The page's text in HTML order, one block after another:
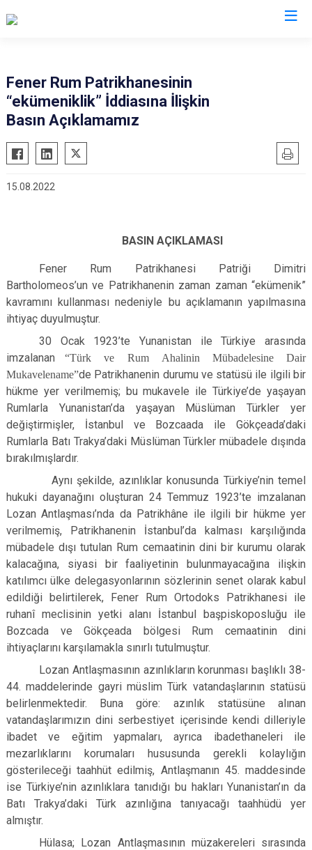
Adalar
Bağcılar
Beyoğlu
Büyükçekmece
Çatalca
Eyüpsultan
Fatih
Küçükçekmece
Maltepe
Pendik
Sarıyer
Silivri
Şişli
Ataşehir
Başakşehir
Beylikdüzü
Çekmeköy
Sancaktepe
Sultangazi
Fener Rum Patrikhanesinin
“ekümeniklik” İddiasına İlişkin
Basın Açıklamamız
15.08.2022
BASIN AÇIKLAMASI
Fener Rum Patrikhanesi Patriği Dimitri
Bartholomeos’un ve Patrikhanenin zaman zaman “ekümenik”
kavramını kullanması nedeniyle bu açıklamanın yapılmasına
ihtiyaç duyulmuştur.
30 Ocak 1923’te Yunanistan ile Türkiye arasında
imzalanan“Türk ve Rum Ahalinin Mübadelesine Dair
Mukavelename”de Patrikhanenin durumu ve statüsü ile ilgili bir
hükme yer verilmemiş; bu mukavele ile Türkiye’de yaşayan
Rumlarla Yunanistan’da yaşayan Müslüman Türkler yer
değiştirmişler, İstanbul ve Bozcaada ile Gökçeada’daki
Rumlarla Batı Trakya’daki Müslüman Türkler mübadele dışında
bırakılmışlardır.
Aynı şekilde, azınlıklar konusunda Türkiye’nin temel
hukuki dayanağını oluşturan 24 Temmuz 1923’te imzalanan
Lozan Antlaşması’nda da Patrikhâne ile ilgili bir hükme yer
verilmemiş, Patrikhanenin İstanbul’da kalması karşılığında
mübadele dışı tutulan Rum cemaatinin dini bir kurumu olarak
kalacağına, siyasi bir faaliyetinin bulunmayacağına ilişkin
katılımcı ülke delegasyonlarının sözlerinin senet olarak kabul
edildiği belirtilerek, Fener Rum Ortodoks Patrikhanesi ile
ruhanî meclisinin yetki alanı İstanbul başpiskoposluğu ile
Bozcada ve Gökçeada bölgesi Rum cemaatinin dini
ihtiyaçlarını karşılamakla sınırlı tutulmuştur.
Lozan Antlaşmasının azınlıkların korunması başlıklı 38-
44. maddelerinde gayri müslim Türk vatandaşlarının statüsü
belirlenmektedir. Buna göre: azınlık statüsüne alınan
vatandaşlarımızın dini serbestiyet içerisinde kendi dilleriyle
ibadet ve eğitim yapmaları, ayrıca ibadethaneleri ile
mezarlıklarını korumaları hususunda gerekli kolaylığın
gösterileceği taahhüt edilmiş, Antlaşmanın 45. maddesinde
ise Türkiye’nin azınlıklara tanıdığı bu hakları Yunanistan’ın da
Batı Trakya’daki Türk azınlığına tanıyacağı taahhüdü yer
almıştır.
Hülasa; Lozan Antlaşmasının müzakereleri sırasında